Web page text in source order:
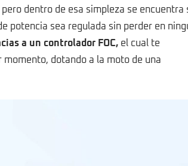
dentro de esa simpleza se encuentra
potencia sea regulada sin perder en
a un controlador FOC, el cual te
dotando a la moto de una